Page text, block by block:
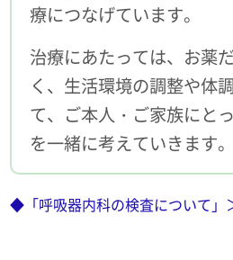
療につなげています。
治療にあたっては、お薬
く、生活環境の調整や体
て、ご本人・ご家族にと
を一緒に考えていきます。
◆「呼吸器内科の検査について」